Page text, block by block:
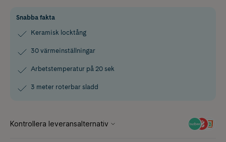
Snabba fakta
Keramisk locktång
30 värmeinställningar
Arbetstemperatur på 20 sek
3 meter roterbar sladd